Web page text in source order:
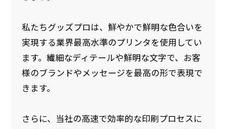
私たちグッズプロは、鮮やかで鮮明な色合いを
実現する業界最高水準のプリンタを使用してい
ます。繊細なディテールや鮮明な文字で、お客
様のブランドやメッセージを最高の形で表現で
きます。
さらに、当社の高速で効率的な印刷プロセスに